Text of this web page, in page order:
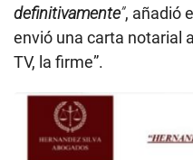
definitivamente”, añadió
envió una carta notarial
TV, la firme”.